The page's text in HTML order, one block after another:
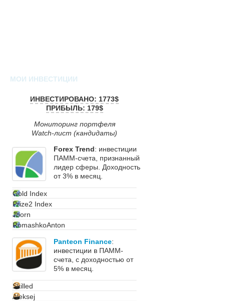
МОИ ИНВЕСТИЦИИ
ИНВЕСТИРОВАНО: 1773$
ПРИБЫЛЬ: 179$
Мониторинг портфеля
Watch-лист (кандидаты)
Forex Trend: инвестиции
ПАММ-счета, признанный
лидер сферы. Доходность
от 3% в месяц.
Gold Index
Prize2 Index
Jborn
RomashkoAnton
Panteon Finance:
инвестиции в ПАММ-
счета, с доходностью от
5% в месяц.
Skilled
Aleksej